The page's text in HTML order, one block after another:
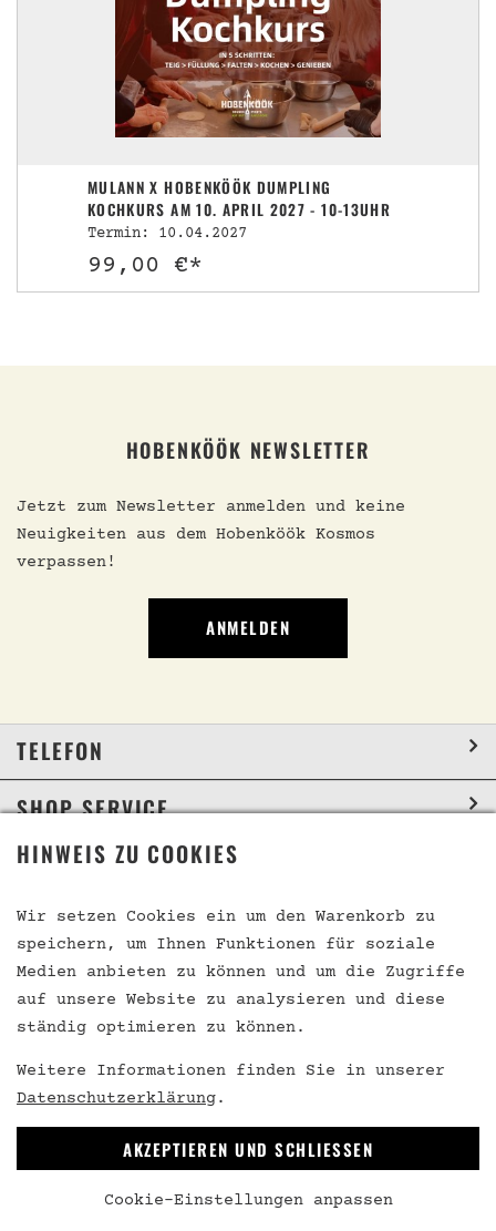
MULANN X HOBENKÖÖK DUMPLING
KOCHKURS AM 10. APRIL 2027 - 10-13UHR
Termin: 10.04.2027
99,00 €*
HOBENKÖÖK NEWSLETTER
Jetzt zum Newsletter anmelden und keine
Neuigkeiten aus dem Hobenköök Kosmos
verpassen!
ANMELDEN
TELEFON
SHOP SERVICE
INFORMATION
SOCIAL MEDIA
VERTRAG WIDERRUFEN
Versandkosten und ggf. Nachnahmegebühren, wenn nicht
HINWEIS ZU COOKIES
Wir setzen Cookies ein um den Warenkorb zu
speichern, um Ihnen Funktionen für soziale
Medien anbieten zu können und um die Zugriffe
auf unsere Website zu analysieren und diese
ständig optimieren zu können.
Weitere Informationen finden Sie in unserer
Datenschutzerklärung.
AKZEPTIEREN UND SCHLIESSEN
Cookie-Einstellungen anpassen